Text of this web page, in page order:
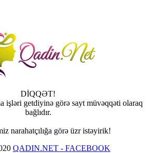
DİQQƏT!
işləri getdiyinə görə sayt müvəqqəti olaraq
bağlıdır.
narahatçılığa görə üzr istəyirik!
QADIN.NET - FACEBOOK